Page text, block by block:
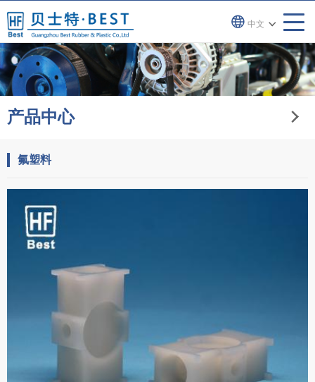
中文
产品中心
氟塑料